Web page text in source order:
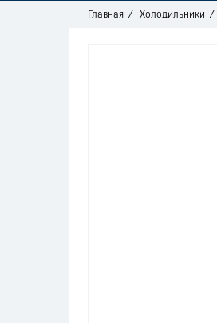
Главная Холодильники